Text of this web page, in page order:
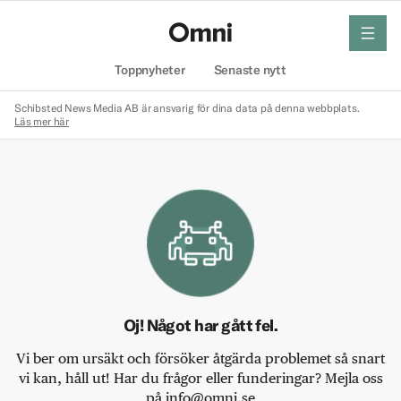
Toppnyheter Senaste nytt
meny
Schibsted News Media AB är ansvarig för dina data på denna webbplats.
Läs mer här
Oj! Något har gått fel.
Vi ber om ursäkt och försöker åtgärda problemet så snart
vi kan, håll ut! Har du frågor eller funderingar? Mejla oss